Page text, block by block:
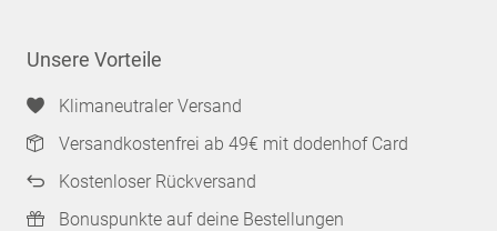
Unsere Vorteile
Klimaneutraler Versand
Versandkostenfrei ab 49€ mit dodenhof Card
Kostenloser Rückversand
Bonuspunkte auf deine Bestellungen